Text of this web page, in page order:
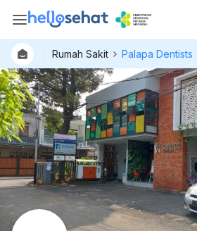
Rumah Sakit Palapa Dentists
Hospital